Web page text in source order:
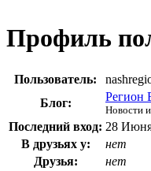
Профиль
Пользователь:
Блог:
Регион
Новости
Последний вход: 28
В друзьях у:
нет
Друзья:
нет